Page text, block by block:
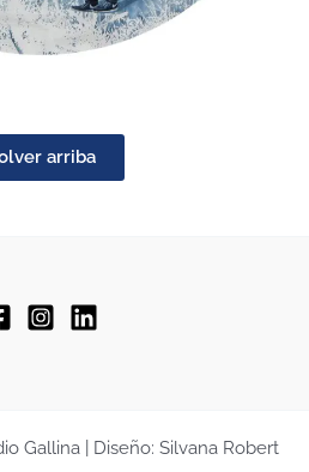
arriba
Gallina | Diseño: Silvana Robert